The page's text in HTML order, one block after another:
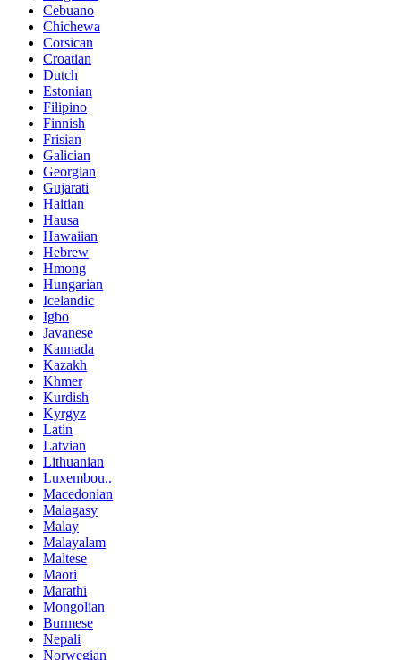
Cebuano
Chichewa
Corsican
Croatian
Dutch
Estonian
Filipino
Finnish
Frisian
Galician
Georgian
Gujarati
Haitian
Hausa
Hawaiian
Hebrew
Hmong
Hungarian
Icelandic
Igbo
Javanese
Kannada
Kazakh
Khmer
Kurdish
Kyrgyz
Latin
Latvian
Lithuanian
Luxembou..
Macedonian
Malagasy
Malay
Malayalam
Maltese
Maori
Marathi
Mongolian
Burmese
Nepali
Norwegian